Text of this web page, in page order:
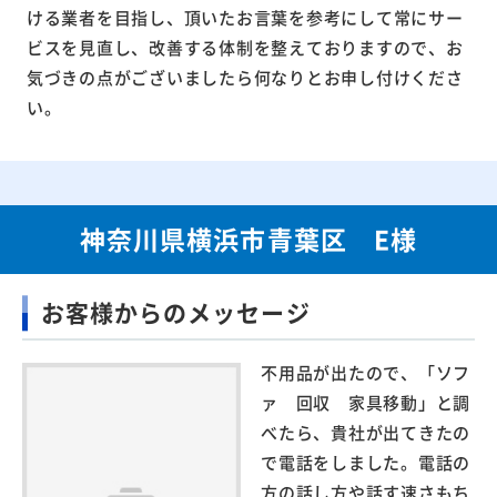
ける業者を目指し、頂いたお言葉を参考にして常にサー
ビスを見直し、改善する体制を整えておりますので、お
気づきの点がございましたら何なりとお申し付けくださ
い。
神奈川県横浜市青葉区 E様
お客様からのメッセージ
不用品が出たので、「ソフ
ァ 回収 家具移動」と調
べたら、貴社が出てきたの
で電話をしました。電話の
方の話し方や話す速さもち